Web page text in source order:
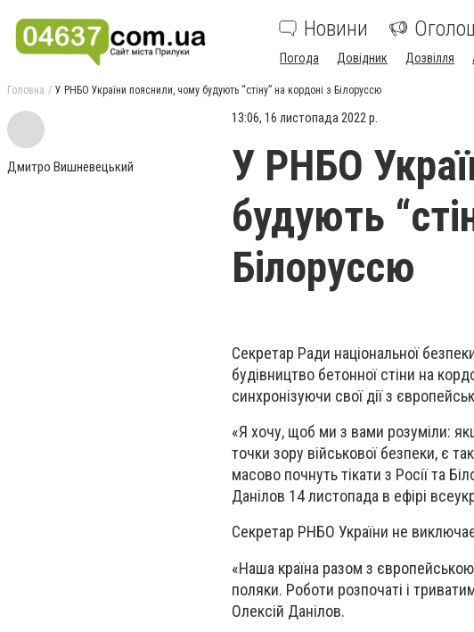
Новини
Погода Довідник Дозвілля
Головна У РНБО України пояснили, чому будують “стіну” на кордоні з Білоруссю
Дмитро Вишневецький
13:06, 16 листопада 2022 р.
У РНБО
будують
Білоруссю
Секретар Ради національної
будівництво бетонної стіни на
синхронізуючи свої дії з
«Я хочу, щоб ми з вами розуміли:
точки зору військової безпеки, є
масово почнуть тікати з Росії та
Данілов 14 листопада в ефірі
Секретар РНБО України не
«Наша країна разом з
поляки. Роботи розпочаті і
Олексій Данілов.